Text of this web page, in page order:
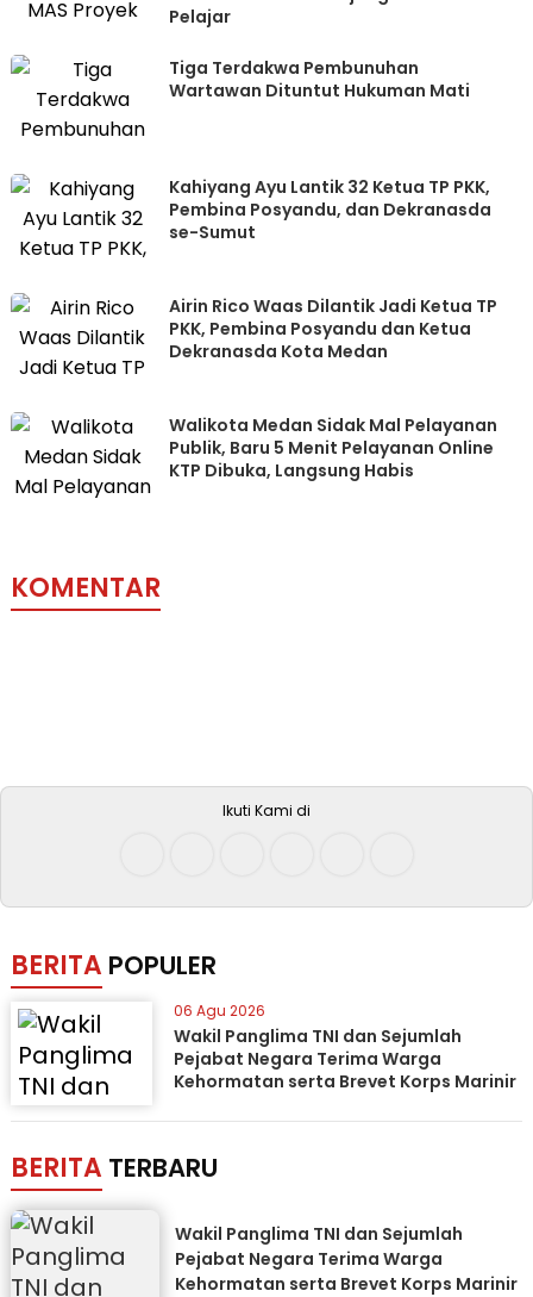
Pelajar
Tiga Terdakwa Pembunuhan
Wartawan Dituntut Hukuman Mati
Kahiyang Ayu Lantik 32 Ketua TP PKK,
Pembina Posyandu, dan Dekranasda
se-Sumut
Airin Rico Waas Dilantik Jadi Ketua TP
PKK, Pembina Posyandu dan Ketua
Dekranasda Kota Medan
Walikota Medan Sidak Mal Pelayanan
Publik, Baru 5 Menit Pelayanan Online
KTP Dibuka, Langsung Habis
KOMENTAR
Ikuti Kami di
BERITA POPULER
06 Agu 2026
Wakil Panglima TNI dan Sejumlah
Pejabat Negara Terima Warga
Kehormatan serta Brevet Korps Marinir
BERITA TERBARU
Wakil Panglima TNI dan Sejumlah
Pejabat Negara Terima Warga
Kehormatan serta Brevet Korps Marinir